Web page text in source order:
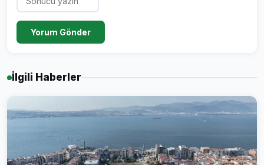
Yorum Gönder
İlgili Haberler